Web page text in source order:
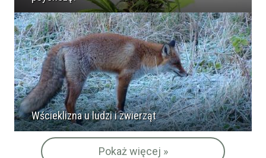
Wścieklizna u ludzi i zwierząt
Pokaż więcej »